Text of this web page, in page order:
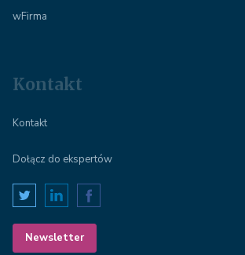
wFirma
Kontakt
Kontakt
Dołącz do ekspertów
Newsletter